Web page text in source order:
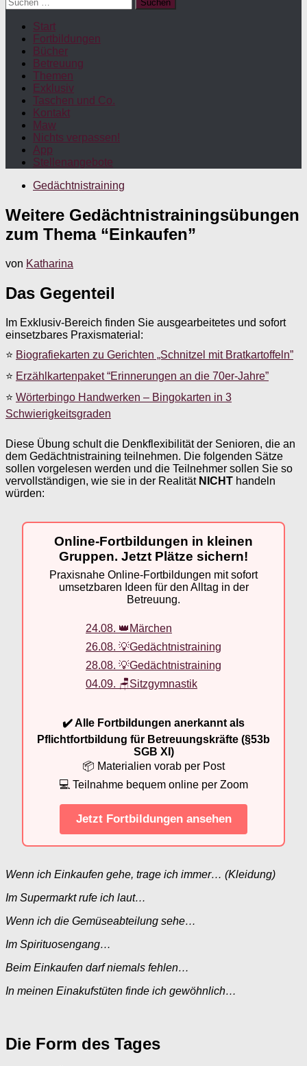
nach:
Start
Fortbildungen
Bücher
Betreuung
Themen
Exklusiv
Taschen und Co.
Kontakt
Maw
Nichts verpassen!
App
Stellenangebote
Gedächtnistraining
Weitere Gedächtnistrainingsübungen
zum Thema “Einkaufen”
von Katharina
Das Gegenteil
Im Exklusiv-Bereich finden Sie ausgearbeitetes und sofort
einsetzbares Praxismaterial:
⭐ Biografiekarten zu Gerichten „Schnitzel mit Bratkartoffeln”
⭐ Erzählkartenpaket “Erinnerungen an die 70er-Jahre”
⭐ Wörterbingo Handwerken – Bingokarten in 3
Schwierigkeitsgraden
Diese Übung schult die Denkflexibilität der Senioren, die an
dem Gedächtnistraining teilnehmen. Die folgenden Sätze
sollen vorgelesen werden und die Teilnehmer sollen Sie so
vervollständigen, wie sie in der Realität NICHT handeln
würden:
Online-Fortbildungen in kleinen
Gruppen. Jetzt Plätze sichern!
Praxisnahe Online-Fortbildungen mit sofort
umsetzbaren Ideen für den Alltag in der
Betreuung.
24.08. 👑Märchen
26.08. 💡Gedächtnistraining
28.08. 💡Gedächtnistraining
04.09. 🪑Sitzgymnastik
✔️ Alle Fortbildungen anerkannt als
Pflichtfortbildung für Betreuungskräfte (§53b
SGB XI)
📦 Materialien vorab per Post
💻 Teilnahme bequem online per Zoom
Jetzt Fortbildungen ansehen
Wenn ich Einkaufen gehe, trage ich immer… (Kleidung)
Im Supermarkt rufe ich laut…
Wenn ich die Gemüseabteilung sehe…
Im Spirituosengang…
Beim Einkaufen darf niemals fehlen…
In meinen Einakufstüten finde ich gewöhnlich…
Die Form des Tages